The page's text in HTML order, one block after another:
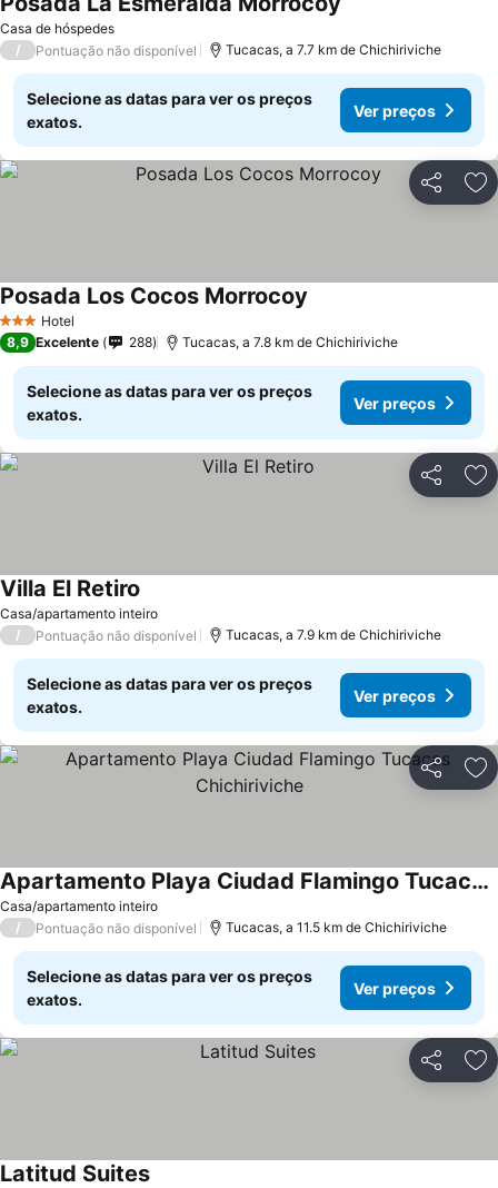
Casa de hóspedes
/ Pontuação não disponível Tucacas, a 7.7 km de Chichiriviche
Selecione as datas para ver os preços
exatos.
Ver preços
Partilhar
3 EstrelasHotel
Posada Los Cocos Morrocoy
8,9 Excelente 288 Tucacas, a 7.8 km de Chichiriviche
Selecione as datas para ver os preços
exatos.
Ver preços
Partilhar
Casa/apartamento inteiro
Villa El Retiro
/ Pontuação não disponível Tucacas, a 7.9 km de Chichiriviche
Selecione as datas para ver os preços
exatos.
Ver preços
Partilhar
Casa/apartamento inteiro
Apartamento Playa Ciudad Flamingo Tucacas Chichiriviche
/ Pontuação não disponível Tucacas, a 11.5 km de Chichiriviche
Selecione as datas para ver os preços
exatos.
Ver preços
Partilhar
Latitud Suites